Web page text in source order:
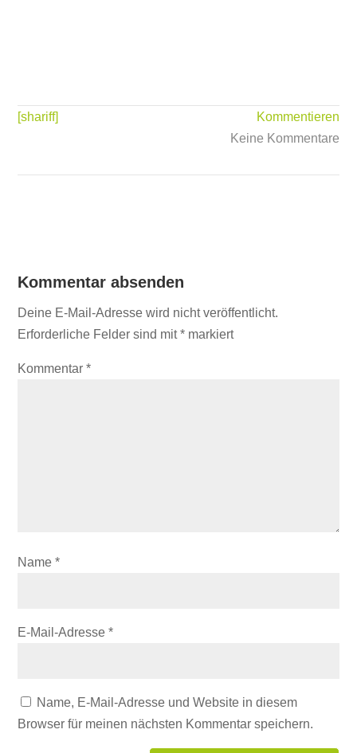
[shariff]
Kommentieren
Keine Kommentare
Kommentar absenden
Deine E-Mail-Adresse wird nicht veröffentlicht.
Erforderliche Felder sind mit* markiert
Kommentar*
Name*
E-Mail-Adresse*
Name, E-Mail-Adresse und Website in diesem
Browser für meinen nächsten Kommentar speichern.